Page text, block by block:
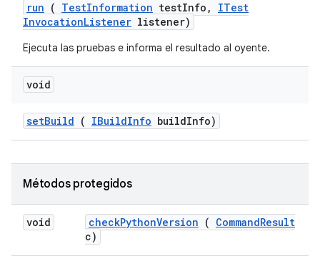
run ( TestInformation testInfo ,
ITest
InvocationListener listener)
Ejecuta las pruebas e informa el resultado al oyente.
void
setBuild ( IBuildInfo buildInfo)
Métodos protegidos
void checkPythonVersion ( CommandResult
c)